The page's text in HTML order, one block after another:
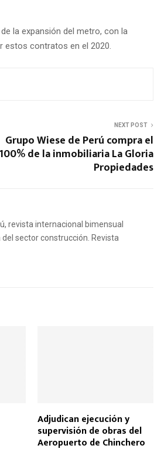
la expansión del metro, con la
estos contratos en el 2020.
NEXT POST
Grupo Wiese de Perú compra el
100% de la inmobiliaria La Gloria
Propiedades
revista internacional bimensual
sector construcción. Revista
Adjudican ejecución y
supervisión de obras del
Aeropuerto de Chinchero